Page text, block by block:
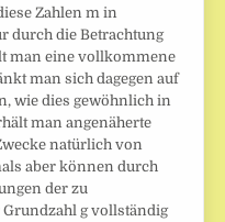
Zahlen m in
durch die Betrachtung
man eine vollkommene
man sich dagegen auf
wie dies gewöhnlich in
man angenäherte
natürlich von
aber können durch
der zu
g vollständig